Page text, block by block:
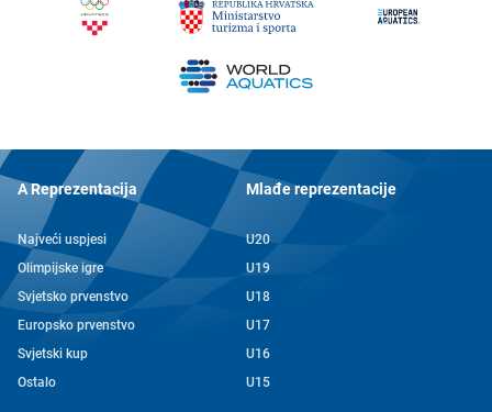
A Reprezentacija
Najveći uspjesi
Olimpijske igre
Svjetsko prvenstvo
Europsko prvenstvo
Svjetski kup
Ostalo
Mlađe reprezentacije
U20
U19
U18
U17
U16
U15